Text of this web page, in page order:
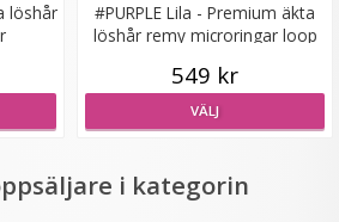
LÄGG I VARUKORG
löshår
#PURPLE Lila - Premium äkta
löshår remy microringar loop
549 kr
VÄLJ
i kategorin